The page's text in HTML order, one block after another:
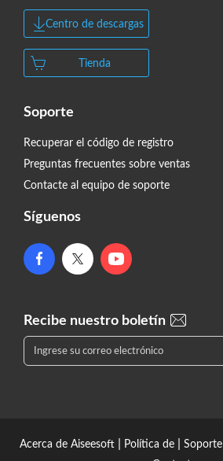
Centro de descargas
Tienda
Soporte
Recuperar el código de registro
Preguntas frecuentes sobre ventas
Contacte al equipo de soporte
Síguenos
Recibe nuestro boletín
Acerca de Aiseesoft Política de Soporte